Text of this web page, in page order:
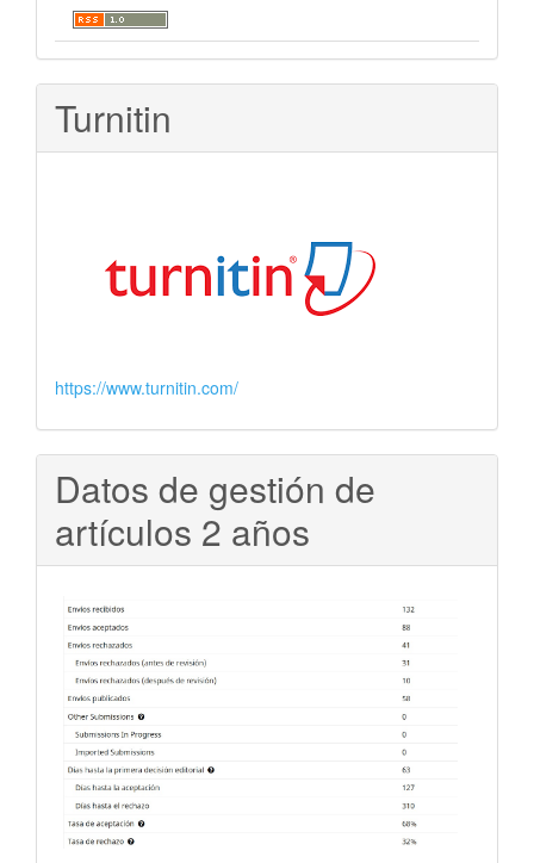
Turnitin
https://www.turnitin.com/
Datos de gestión de
artículos 2 años